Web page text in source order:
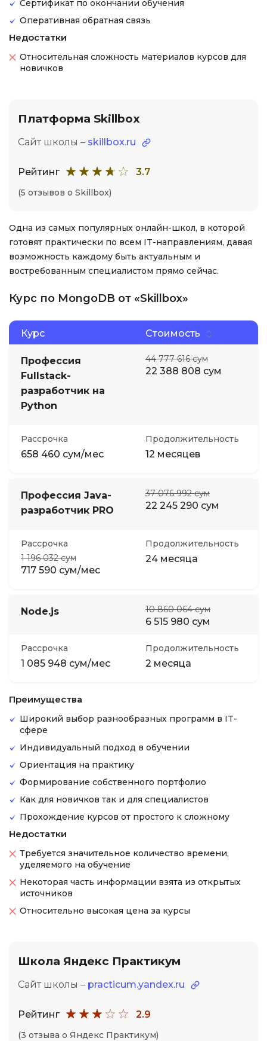
Сертификат по окончании обучения
Оперативная обратная связь
Недостатки
Относительная сложность материалов курсов для
новичков
Платформа Skillbox
Сайт школы – skillbox.ru
Рейтинг 3.7
(5 отзывов о Skillbox)
Одна из самых популярных онлайн-школ, в которой
готовят практически по всем IT-направлениям, давая
возможность каждому быть актуальным и
востребованным специалистом прямо сейчас.
Курс по MongoDB от «Skillbox»
Курс Стоимость
Профессия
Fullstack-
разработчик на
Python
44 777 616 сум
22 388 808 сум
Рассрочка
658 460 сум/мес
Продолжительность
12 месяцев
Профессия Java-
разработчик PRO
37 076 992 сум
22 245 290 сум
Рассрочка
1 196 032 сум
717 590 сум/мес
Продолжительность
24 месяца
Node.js 10 860 064 сум
6 515 980 сум
Рассрочка
1 085 948 сум/мес
Продолжительность
2 месяца
Преимущества
Широкий выбор разнообразных программ в IT-
сфере
Индивидуальный подход в обучении
Ориентация на практику
Формирование собственного портфолио
Как для новичков так и для специалистов
Прохождение курсов от простого к сложному
Недостатки
Требуется значительное количество времени,
уделяемого на обучение
Некоторая часть информации взята из открытых
источников
Относительно высокая цена за курсы
Школа Яндекс Практикум
Сайт школы – practicum.yandex.ru
Рейтинг 2.9
(3 отзыва о Яндекс Практикум)